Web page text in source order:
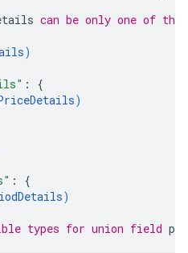
can be only one of
)
: {
)
: {
)
types for union field